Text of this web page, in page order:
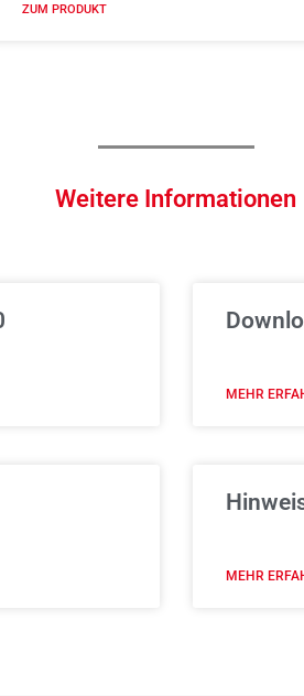
ZUM PRODUKT
Weitere Informationen
MEHR
MEHR